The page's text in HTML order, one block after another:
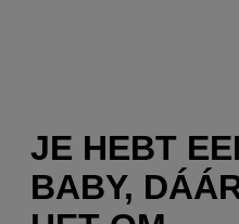
JE HEBT
BABY,